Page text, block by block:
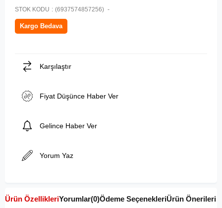
STOK KODU (6937574857256)
Kargo Bedava
Karşılaştır
Fiyat Düşünce Haber Ver
Gelince Haber Ver
Yorum Yaz
Ürün ÖzellikleriYorumlar(0)Ödeme SeçenekleriÜrün Önerileri